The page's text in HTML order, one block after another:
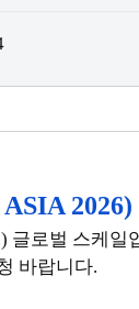
글로벌 스케
바랍니다.